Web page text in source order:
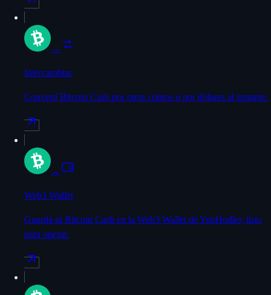
→
Intercambiar
Convertí Bitcoin Cash por otras criptos o por dólares al instante.
→
Web3 Wallet
Guardá tu Bitcoin Cash en la Web3 Wallet de YouHodler, listo
para operar.